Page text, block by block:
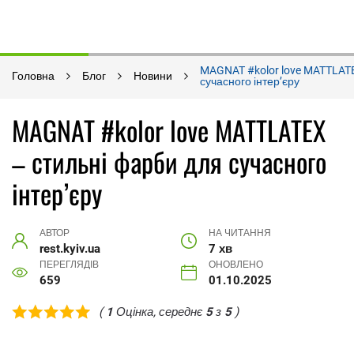
Головна Блог Новини
MAGNAT #kolor love
сучасного інтер’єру
MAGNAT #kolor love MATTLATEX
– стильні фарби для сучасного
інтер’єру
АВТОР
rest.kyiv.ua
НА ЧИТАННЯ
7 хв
ПЕРЕГЛЯДІВ
659
ОНОВЛЕНО
01.10.2025
( 1 Оцінка, середнє 5з 5)